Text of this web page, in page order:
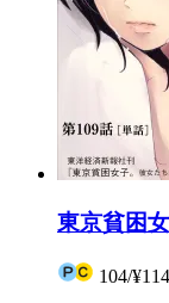
東京貧困
104/¥114